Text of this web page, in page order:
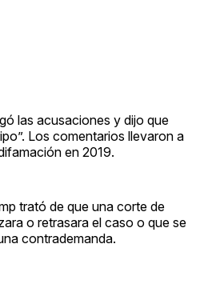
las acusaciones y dijo que
Los comentarios llevaron a
en 2019.
trató de que una corte de
o retrasara el caso o que se
contrademanda.